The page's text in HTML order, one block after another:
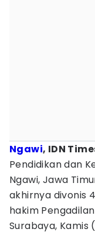
Ngawi, IDN
Pendidikan dan
Ngawi, Jawa
akhirnya divonis
hakim
Surabaya,